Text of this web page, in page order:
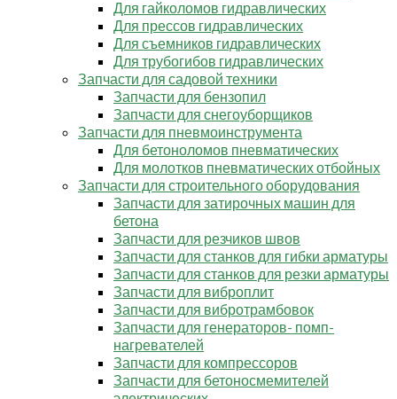
Для гайколомов гидравлических
Для прессов гидравлических
Для съемников гидравлических
Для трубогибов гидравлических
Запчасти для садовой техники
Запчасти для бензопил
Запчасти для снегоуборщиков
Запчасти для пневмоинструмента
Для бетоноломов пневматических
Для молотков пневматических отбойных
Запчасти для строительного оборудования
Запчасти для затирочных машин для
бетона
Запчасти для резчиков швов
Запчасти для станков для гибки арматуры
Запчасти для станков для резки арматуры
Запчасти для виброплит
Запчасти для вибротрамбовок
Запчасти для генераторов- помп-
нагревателей
Запчасти для компрессоров
Запчасти для бетоносмемителей